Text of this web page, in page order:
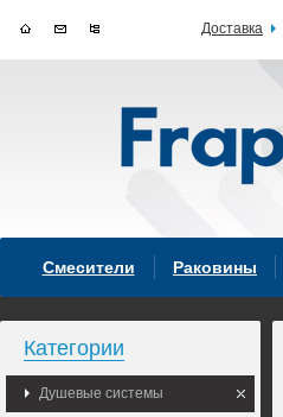
Смесители Раковины
Категории
Душевые системы
Доставка